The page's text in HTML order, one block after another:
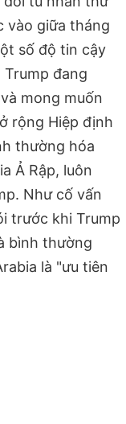
vào giữa tháng
số độ tin cậy
Trump đang
mong muốn
rộng Hiệp định
thường hóa
Ả Rập, luôn
Như cố vấn
trước khi Trump
bình thường
là "ưu tiên